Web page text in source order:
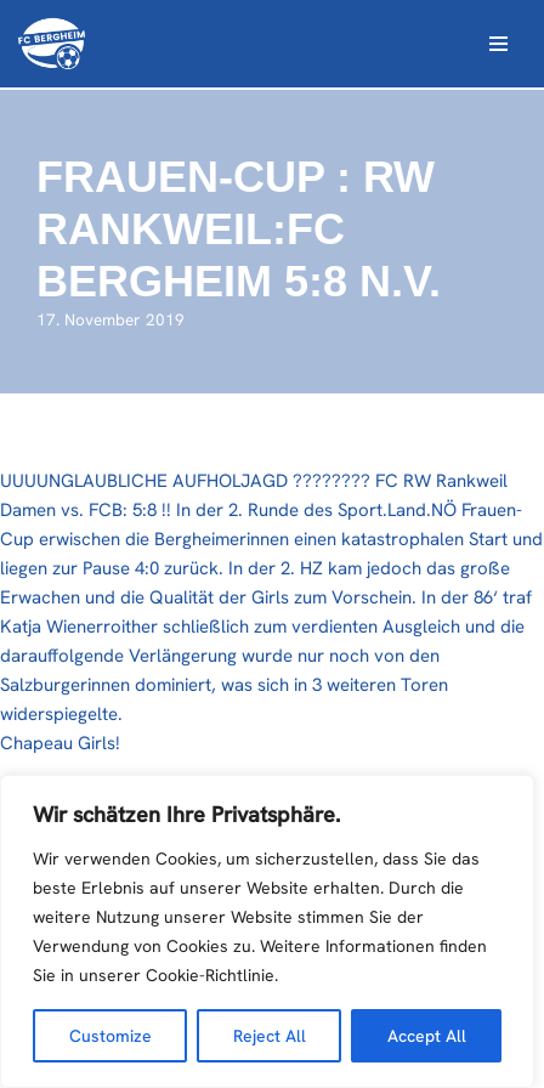
Wir schätzen Ihre Privatsphäre.
Wir verwenden Cookies, um sicherzustellen, dass Sie das
beste Erlebnis auf unserer Website erhalten. Durch die
weitere Nutzung unserer Website stimmen Sie der
Verwendung von Cookies zu. Weitere Informationen finden
Sie in unserer Cookie-Richtlinie.
Customize Reject All Accept All
Zum
Inhalt
FRAUEN-CUP : RW
RANKWEIL:FC
BERGHEIM 5:8 N.V.
17. November 2019
UUUUNGLAUBLICHE AUFHOLJAGD ???????? FC RW Rankweil
Damen vs. FCB: 5:8 !! In der 2. Runde des Sport.Land.NÖ Frauen-
Cup erwischen die Bergheimerinnen einen katastrophalen Start und
liegen zur Pause 4:0 zurück. In der 2. HZ kam jedoch das große
Erwachen und die Qualität der Girls zum Vorschein. In der 86‘ traf
Katja Wienerroither schließlich zum verdienten Ausgleich und die
darauffolgende Verlängerung wurde nur noch von den
Salzburgerinnen dominiert, was sich in 3 weiteren Toren
widerspiegelte.
Chapeau Girls!